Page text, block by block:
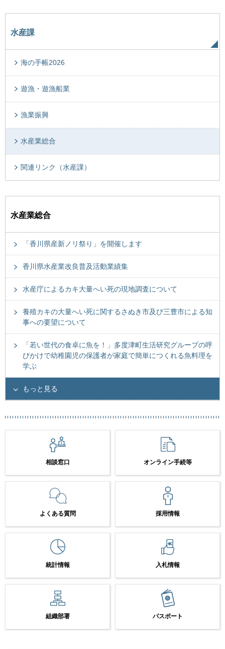
水産課
海の手帳2026
遊漁・遊漁船業
漁業振興
水産業総合
関連リンク（水産課）
水産業総合
「香川県産新ノリ祭り」を開催します
香川県水産業改良普及活動業績集
水産庁によるカキ大量へい死の現地調査について
養殖カキの大量へい死に関するさぬき市及び三豊市による知
事への要望について
「若い世代の食卓に魚を！」多度津町生活研究グループの呼
びかけで幼稚園児の保護者が家庭で簡単につくれる魚料理を
学ぶ
もっと見る
相談窓口 オンライン手続等
よくある質問 採用情報
統計情報 入札情報
組織部署 パスポート